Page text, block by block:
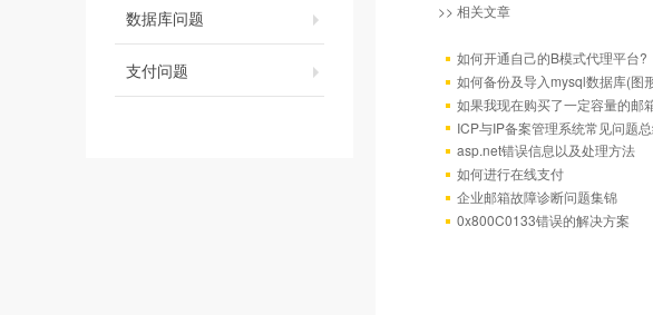
数据库问题
支付问题
>> 相关文章
如何开通自己的B模式代理平台?
如何备份及导入mysql数据库(图
如果我现在购买了一定容量的邮
ICP与IP备案管理系统常见问题
asp.net错误信息以及处理方法
如何进行在线支付
企业邮箱故障诊断问题集锦
0x800C0133错误的解决方案